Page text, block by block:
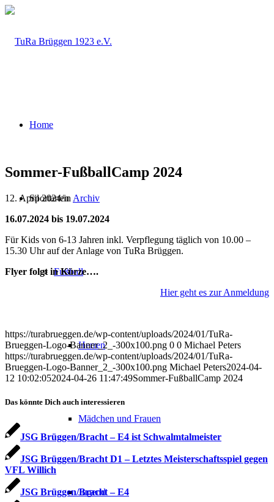
Home
Sportarten
Fußball
Herren
Mädchen und Frauen
Jugend
Sommer-FußballCamp 2024
12. April 2024/in Archiv
16.07.2024 bis 19.07.2024
Für Kids von 6-13 Jahren inkl. Verpflegung täglich von 10.00 –
15.30 Uhr auf der Anlage von TuRa Brüggen.
Flyer folgt in Kürze….
Hier geht es zur Anmeldung
https://turabrueggen.de/wp-content/uploads/2024/01/TuRa-
Brueggen-Logo-Banner_2_-300x100.png 0 0 Michael Peters
https://turabrueggen.de/wp-content/uploads/2024/01/TuRa-
Brueggen-Logo-Banner_2_-300x100.png Michael Peters2024-04-
12 10:02:052024-04-26 11:47:49Sommer-FußballCamp 2024
Das könnte Dich auch interessieren
JSG Brüggen/Bracht – E4 ist Schwalmtalmeister
JSG Brüggen/Bracht D1 – Letztes Meisterschaftsspiel gegen
VFL Willich
JSG Brüggen/Bracht – E4